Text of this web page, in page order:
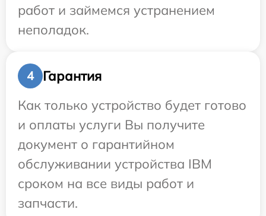
работ и займемся устранением
неполадок.
4
Гарантия
Как только устройство будет готово
и оплаты услуги Вы получите
документ о гарантийном
обслуживании устройства IBM
сроком на все виды работ и
запчасти.